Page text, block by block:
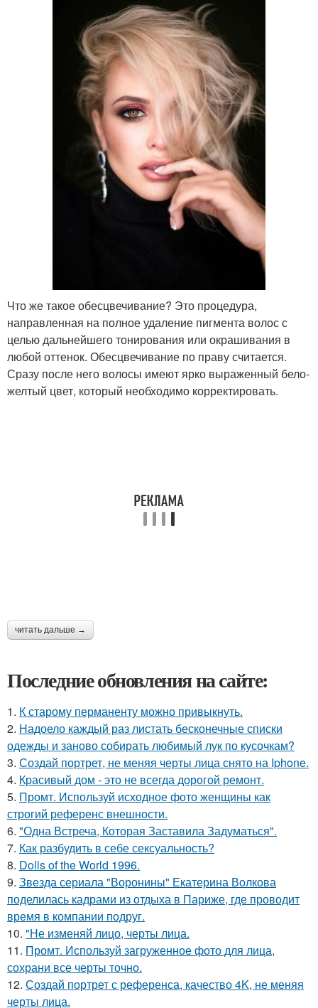
Что же такое обесцвечивание? Это процедура,
направленная на полное удаление пигмента волос с
целью дальнейшего тонирования или окрашивания в
любой оттенок. Обесцвечивание по праву считается.
Сразу после него волосы имеют ярко выраженный бело-
желтый цвет, который необходимо корректировать.
читать дальше →
Последние обновления на сайте:
1. К старому перманенту можно привыкнуть.
2. Надоело каждый раз листать бесконечные списки
одежды и заново собирать любимый лук по кусочкам?
3. Создай портрет, не меняя черты лица снято на Iphone.
4. Красивый дом - это не всегда дорогой ремонт.
5. Промт. Используй исходное фото женщины как
строгий референс внешности.
6. "Одна Встреча, Которая Заставила Задуматься".
7. Как разбудить в себе сексуальность?
8. Dolls of the World 1996.
9. Звезда сериала "Воронины" Екатерина Волкова
поделилась кадрами из отдыха в Париже, где проводит
время в компании подруг.
10. "Не изменяй лицо, черты лица.
11. Промт. Используй загруженное фото для лица,
сохрани все черты точно.
12. Создай портрет с референса, качество 4K, не меняя
черты лица.